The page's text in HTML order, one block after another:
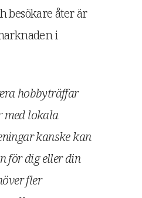
besökare åter är
i
hobbyträffar
med lokala
kanske kan
för dig eller din
fler